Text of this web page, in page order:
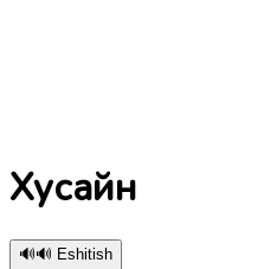
Хусайн
🔊🔊 Eshitish